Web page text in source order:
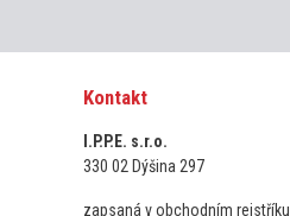
Kontakt
I.P.P.E. s.r.o.
330 02 Dýšina 297
zapsaná v obchodním rejstříku